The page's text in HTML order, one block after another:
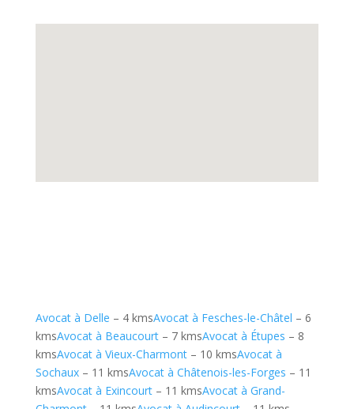
Avocat à Delle – 4 kmsAvocat à Fesches-le-Châtel – 6
kmsAvocat à Beaucourt– 7 kmsAvocat à Étupes – 8
kmsAvocat à Vieux-Charmont– 10 kmsAvocat à
Sochaux– 11 kmsAvocat à Châtenois-les-Forges – 11
kmsAvocat à Exincourt– 11 kmsAvocat à Grand-